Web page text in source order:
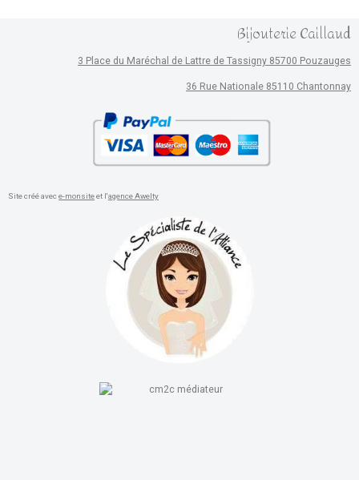
Bijouterie Caillaud
3 Place du Maréchal de Lattre de Tassigny 85700 Pouzauges
36 Rue Nationale 85110 Chantonnay
Site créé avece-monsiteet l'agence Awelty